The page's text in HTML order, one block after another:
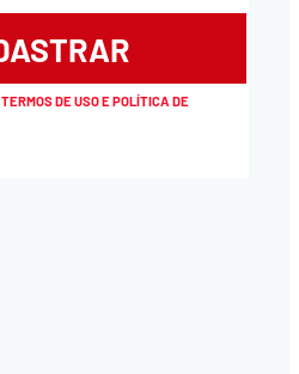
TERMOS DE USO E POLÍTICA DE